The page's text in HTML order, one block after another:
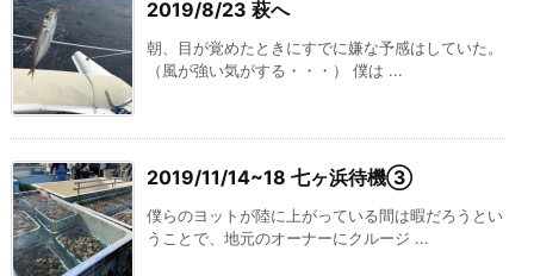
2019/8/23 萩へ
朝、目が覚めたときにすでに嫌な予感はしていた。
（風が強い気がする・・・） 僕は ...
2019/11/14~18 七ヶ浜待機③
僕らのヨットが陸に上がっている間は暇だろうとい
うことで、地元のオーナーにクルージ ...